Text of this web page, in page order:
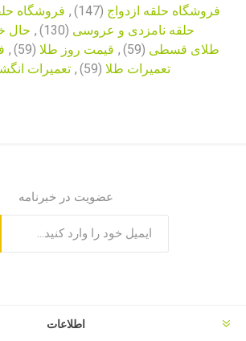
فروشگاه حلقه ازدواج (147)
, فروشگاه
حلقه نامزدی و عروسی (130)
, حال
طلای قسطی (59)
, قیمت روز طلا (59)
,
تعمیرات طلا (59)
, تعمیرات
عضویت در خبرنامه
اطلاعات